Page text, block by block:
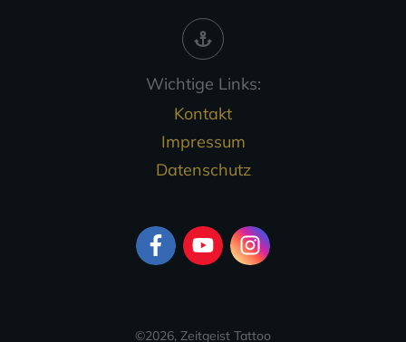
Wichtige Links:
Kontakt
Impressum
Datenschutz
©2026, Zeitgeist Tattoo